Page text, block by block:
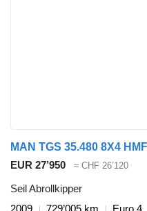
EUR 27’950 ≈ CHF 26’120
Seil Abrollkipper